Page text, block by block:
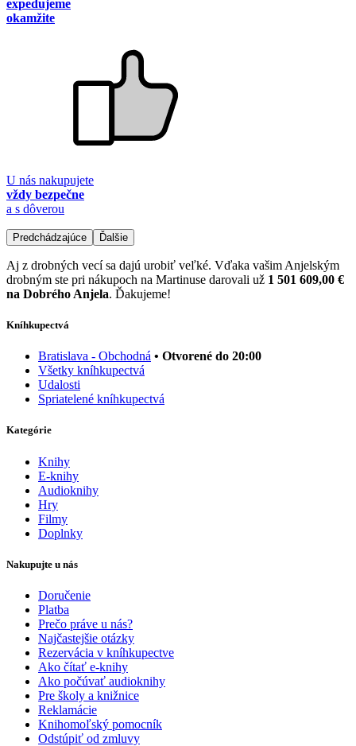
expedujeme
okamžite
U nás nakupujete
vždy bezpečne
a s dôverou
Predchádzajúce Ďalšie
Aj z drobných vecí sa dajú urobiť veľké. Vďaka vašim Anjelským
drobným ste pri nákupoch na Martinuse darovali už 1 501 609,00 €
na Dobrého Anjela. Ďakujeme!
Kníhkupectvá
Bratislava - Obchodná • Otvorené do 20:00
Všetky kníhkupectvá
Udalosti
Spriatelené kníhkupectvá
Kategórie
Knihy
E-knihy
Audioknihy
Hry
Filmy
Doplnky
Nakupujte u nás
Doručenie
Platba
Prečo práve u nás?
Najčastejšie otázky
Rezervácia v kníhkupectve
Ako čítať e-knihy
Ako počúvať audioknihy
Pre školy a knižnice
Reklamácie
Knihomoľský pomocník
Odstúpiť od zmluvy